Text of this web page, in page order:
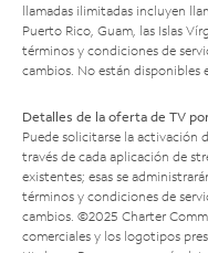
llamadas ilimitadas incluyen
Puerto Rico, Guam, las Islas
términos y condiciones de
cambios. No están disponibles
Detalles de la oferta de TV
Puede solicitarse la activación
través de cada aplicación de
existentes; esas se
términos y condiciones de
cambios. ©2025 Charter
comerciales y los logotipos